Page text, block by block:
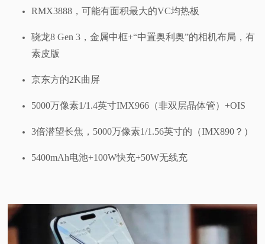
RMX3888，可能有面积最大的VC均热板
骁龙8 Gen 3，金属中框+“中置奥利奥”的相机布局，有
素皮版
京东方的2K曲屏
5000万像素1/1.4英寸IMX966（非双层晶体管）+OIS
3倍潜望长焦，5000万像素1/1.56英寸的（IMX890？）
5400mAh电池+100W快充+50W无线充